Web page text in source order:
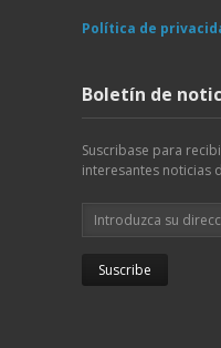
Política de
Boletín de
Suscribase para
interesantes noticias